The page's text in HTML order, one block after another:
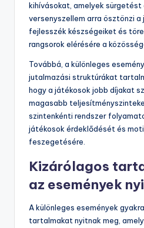
kihívásokat, amelyek sürgetést
versenyszellem arra ösztönzi
fejlesszék készségeiket és
rangsorok elérésére a
Továbbá, a különleges
jutalmazási struktúrákat
hogy a játékosok jobb díjakat
magasabb
szintenkénti rendszer
játékosok érdeklődését és
feszegetésére.
Kizárólagos
az események
A különleges események
tartalmakat nyitnak meg,